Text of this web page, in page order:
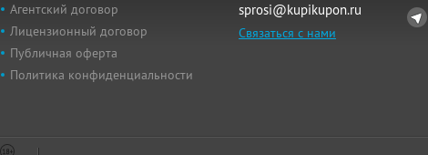
Агентский договор
Лицензионный договор
Публичная оферта
Политика конфиденциальности
sprosi@kupikupon.ru
Связаться с нами